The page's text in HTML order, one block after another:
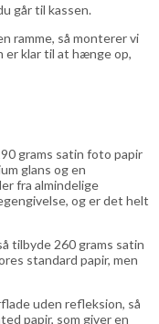
går til kassen.
ramme, så monterer vi
er klar til at hænge op,
grams satin foto papir
glans og en
fra almindelige
og er det helt
tilbyde 260 grams satin
standard papir, men
uden refleksion, så
papir, som giver en